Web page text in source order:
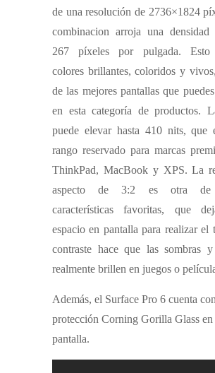
de una resolución de 2736×1824
combinacion arroja una densidad
267 píxeles por pulgada. Esto
colores brillantes, coloridos y
de las mejores pantallas que
en esta categoría de productos.
puede elevar hasta 410 nits, que
rango reservado para marcas
ThinkPad, MacBook y XPS. La
aspecto de 3:2 es otra de
características favoritas, que
espacio en pantalla para realizar el
contraste hace que las sombras
realmente brillen en juegos o
Además, el Surface Pro 6 cuenta con
protección Corning Gorilla Glass en
pantalla.